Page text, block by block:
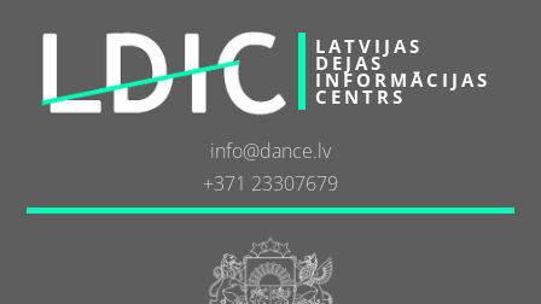
LATVIJAS
DEJAS
INFORMĀCIJAS
CENTRS
info@dance.lv
+371 23307679